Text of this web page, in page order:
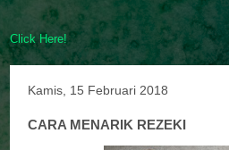
Click Here!
Kamis, 15 Februari 2018
CARA MENARIK REZEKI